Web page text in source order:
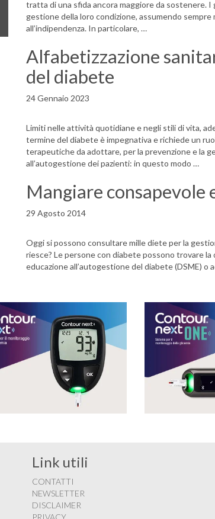
tratta di una sfida ancora maggiore da sostenere.
gestione della loro condizione, assumendo
all’indipendenza. In particolare, …
Alfabetizzazione
del diabete
24 Gennaio 2023
Limiti nelle attività quotidiane e negli stili di vita,
termine del diabete è impegnativa e richiede un
terapeutiche da adottare, per la prevenzione e la
all’autogestione dei pazienti: in questo modo …
Mangiare consapevole
29 Agosto 2014
Oggi si possono consultare mille diete per la
riesce? Le persone con diabete possono trovare
educazione all’autogestione del diabete (DSME)
Link utili
CONTATTI
NEWSLETTER
DISCLAIMER
PRIVACY